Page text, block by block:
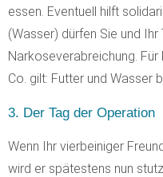
essen. Eventuell hilft
(Wasser) dürfen Sie und
Narkoseverabreichung.
Co. gilt: Futter und Wasser
3. Der Tag der Operation
Wenn Ihr vierbeiniger
wird er spätestens nun